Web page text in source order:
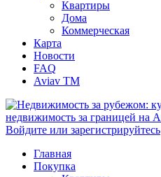
Квартиры
Дома
Коммерческая
Карта
Новости
FAQ
Aviav TM
Войдите или зарегистрируйтесь
Главная
Покупка